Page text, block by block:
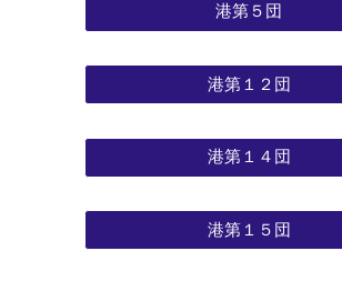
港第５団
港第１２団
港第１４団
港第１５団